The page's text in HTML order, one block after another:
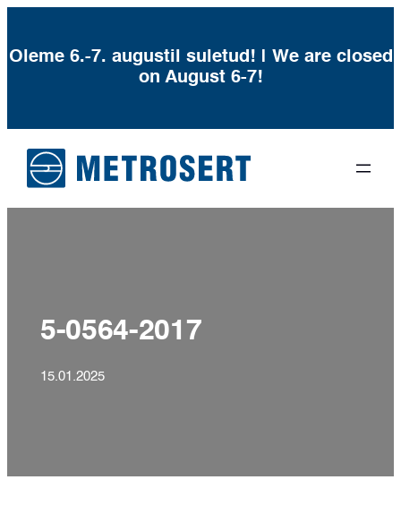
Oleme 6.-7. augustil suletud! | We are closed
on August 6-7!
juurde
5-0564-2017
15.01.2025